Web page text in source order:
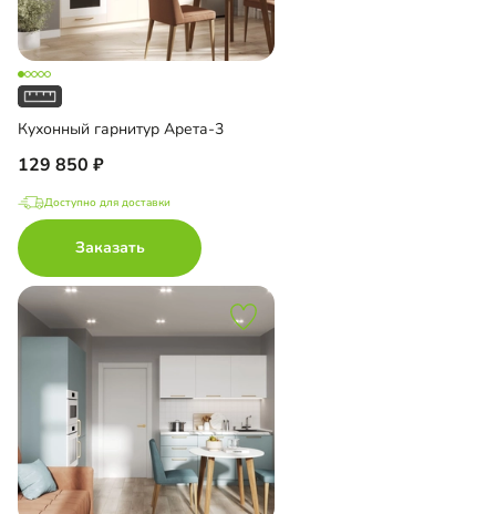
Кухонный гарнитур Арета-3
129 850
Доступно для доставки
Заказать